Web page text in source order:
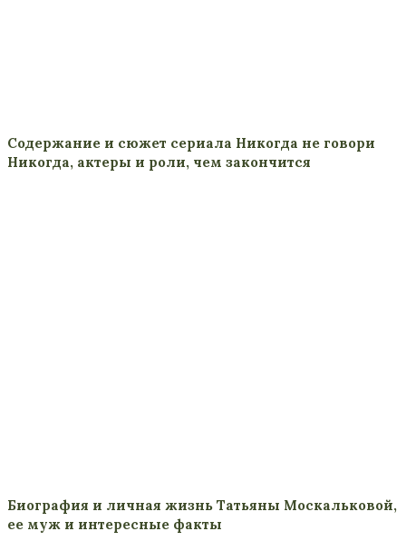
Содержание и сюжет сериала Никогда не говори
Никогда, актеры и роли, чем закончится
Биография и личная жизнь Татьяны Москальковой,
ее муж и интересные факты